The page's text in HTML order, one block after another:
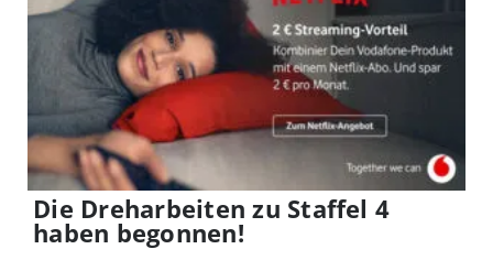
Die Dreharbeiten zu Staffel 4
haben begonnen!